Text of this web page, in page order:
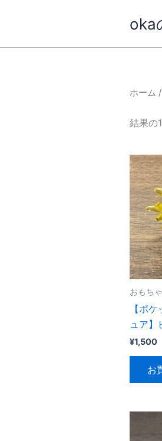
oka
ホーム
結果の
おもちゃ
【ポ
ュア
¥1,500
お